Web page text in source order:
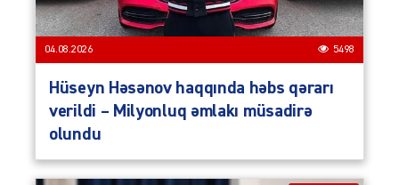
04.08.2026 5498
Hüseyn Həsənov haqqında həbs qərarı
verildi – Milyonluq əmlakı müsadirə
olundu